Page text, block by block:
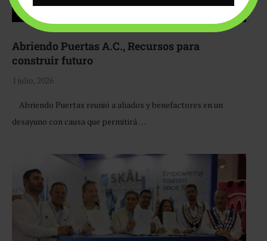
Abriendo Puertas A.C., Recursos para
construir futuro
1 julio, 2026
Abriendo Puertas reunió a aliados y benefactores en un
desayuno con causa que permitirá …